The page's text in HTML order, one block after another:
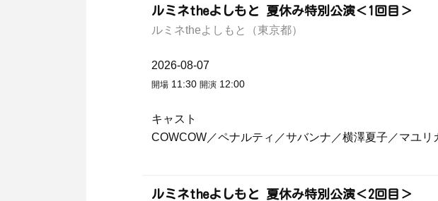
ルミネtheよしもと 夏休み特別公演＜1回目＞
ルミネtheよしもと（東京都）
2026-08-07
開場 11:30 開演 12:00
キャスト
COWCOW／ペナルティ／サバンナ／横澤夏子／マユリ
ルミネtheよしもと 夏休み特別公演＜2回目＞